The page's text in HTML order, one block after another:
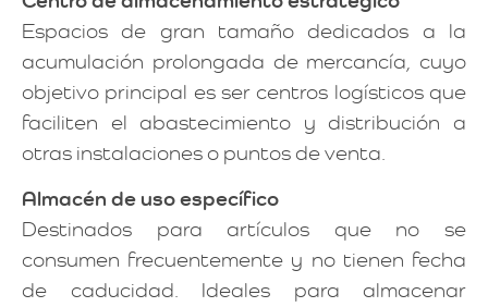
Espacios de gran tamaño dedicados a la
acumulación prolongada de mercancía, cuyo
objetivo principal es ser centros logísticos que
faciliten el abastecimiento y distribución a
otras instalaciones o puntos de venta.
Almacén de uso específico
Destinados para artículos que no se
consumen frecuentemente y no tienen fecha
de caducidad. Ideales para almacenar